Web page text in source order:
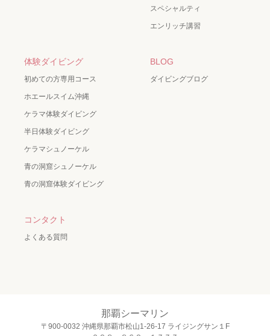
スペシャルティ
エンリッチ講習
体験ダイビング
初めての方専用コース
ホエールスイム沖縄
ケラマ体験ダイビング
半日体験ダイビング
ケラマシュノーケル
青の洞窟シュノーケル
青の洞窟体験ダイビング
BLOG
ダイビングブログ
コンタクト
よくある質問
那覇シーマリン
〒900-0032 沖縄県那覇市松山1-26-17 ライジングサン１F